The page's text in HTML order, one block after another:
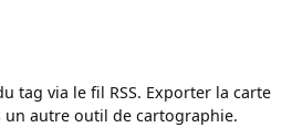
tag via le fil RSS. Exporter la carte
autre outil de cartographie.